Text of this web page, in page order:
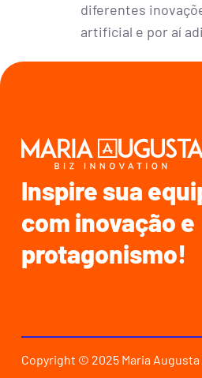
diferentes
artificial e por aí
Inspire sua
com inovação e
protagonismo!
Copyright © 2025 Maria Augusta